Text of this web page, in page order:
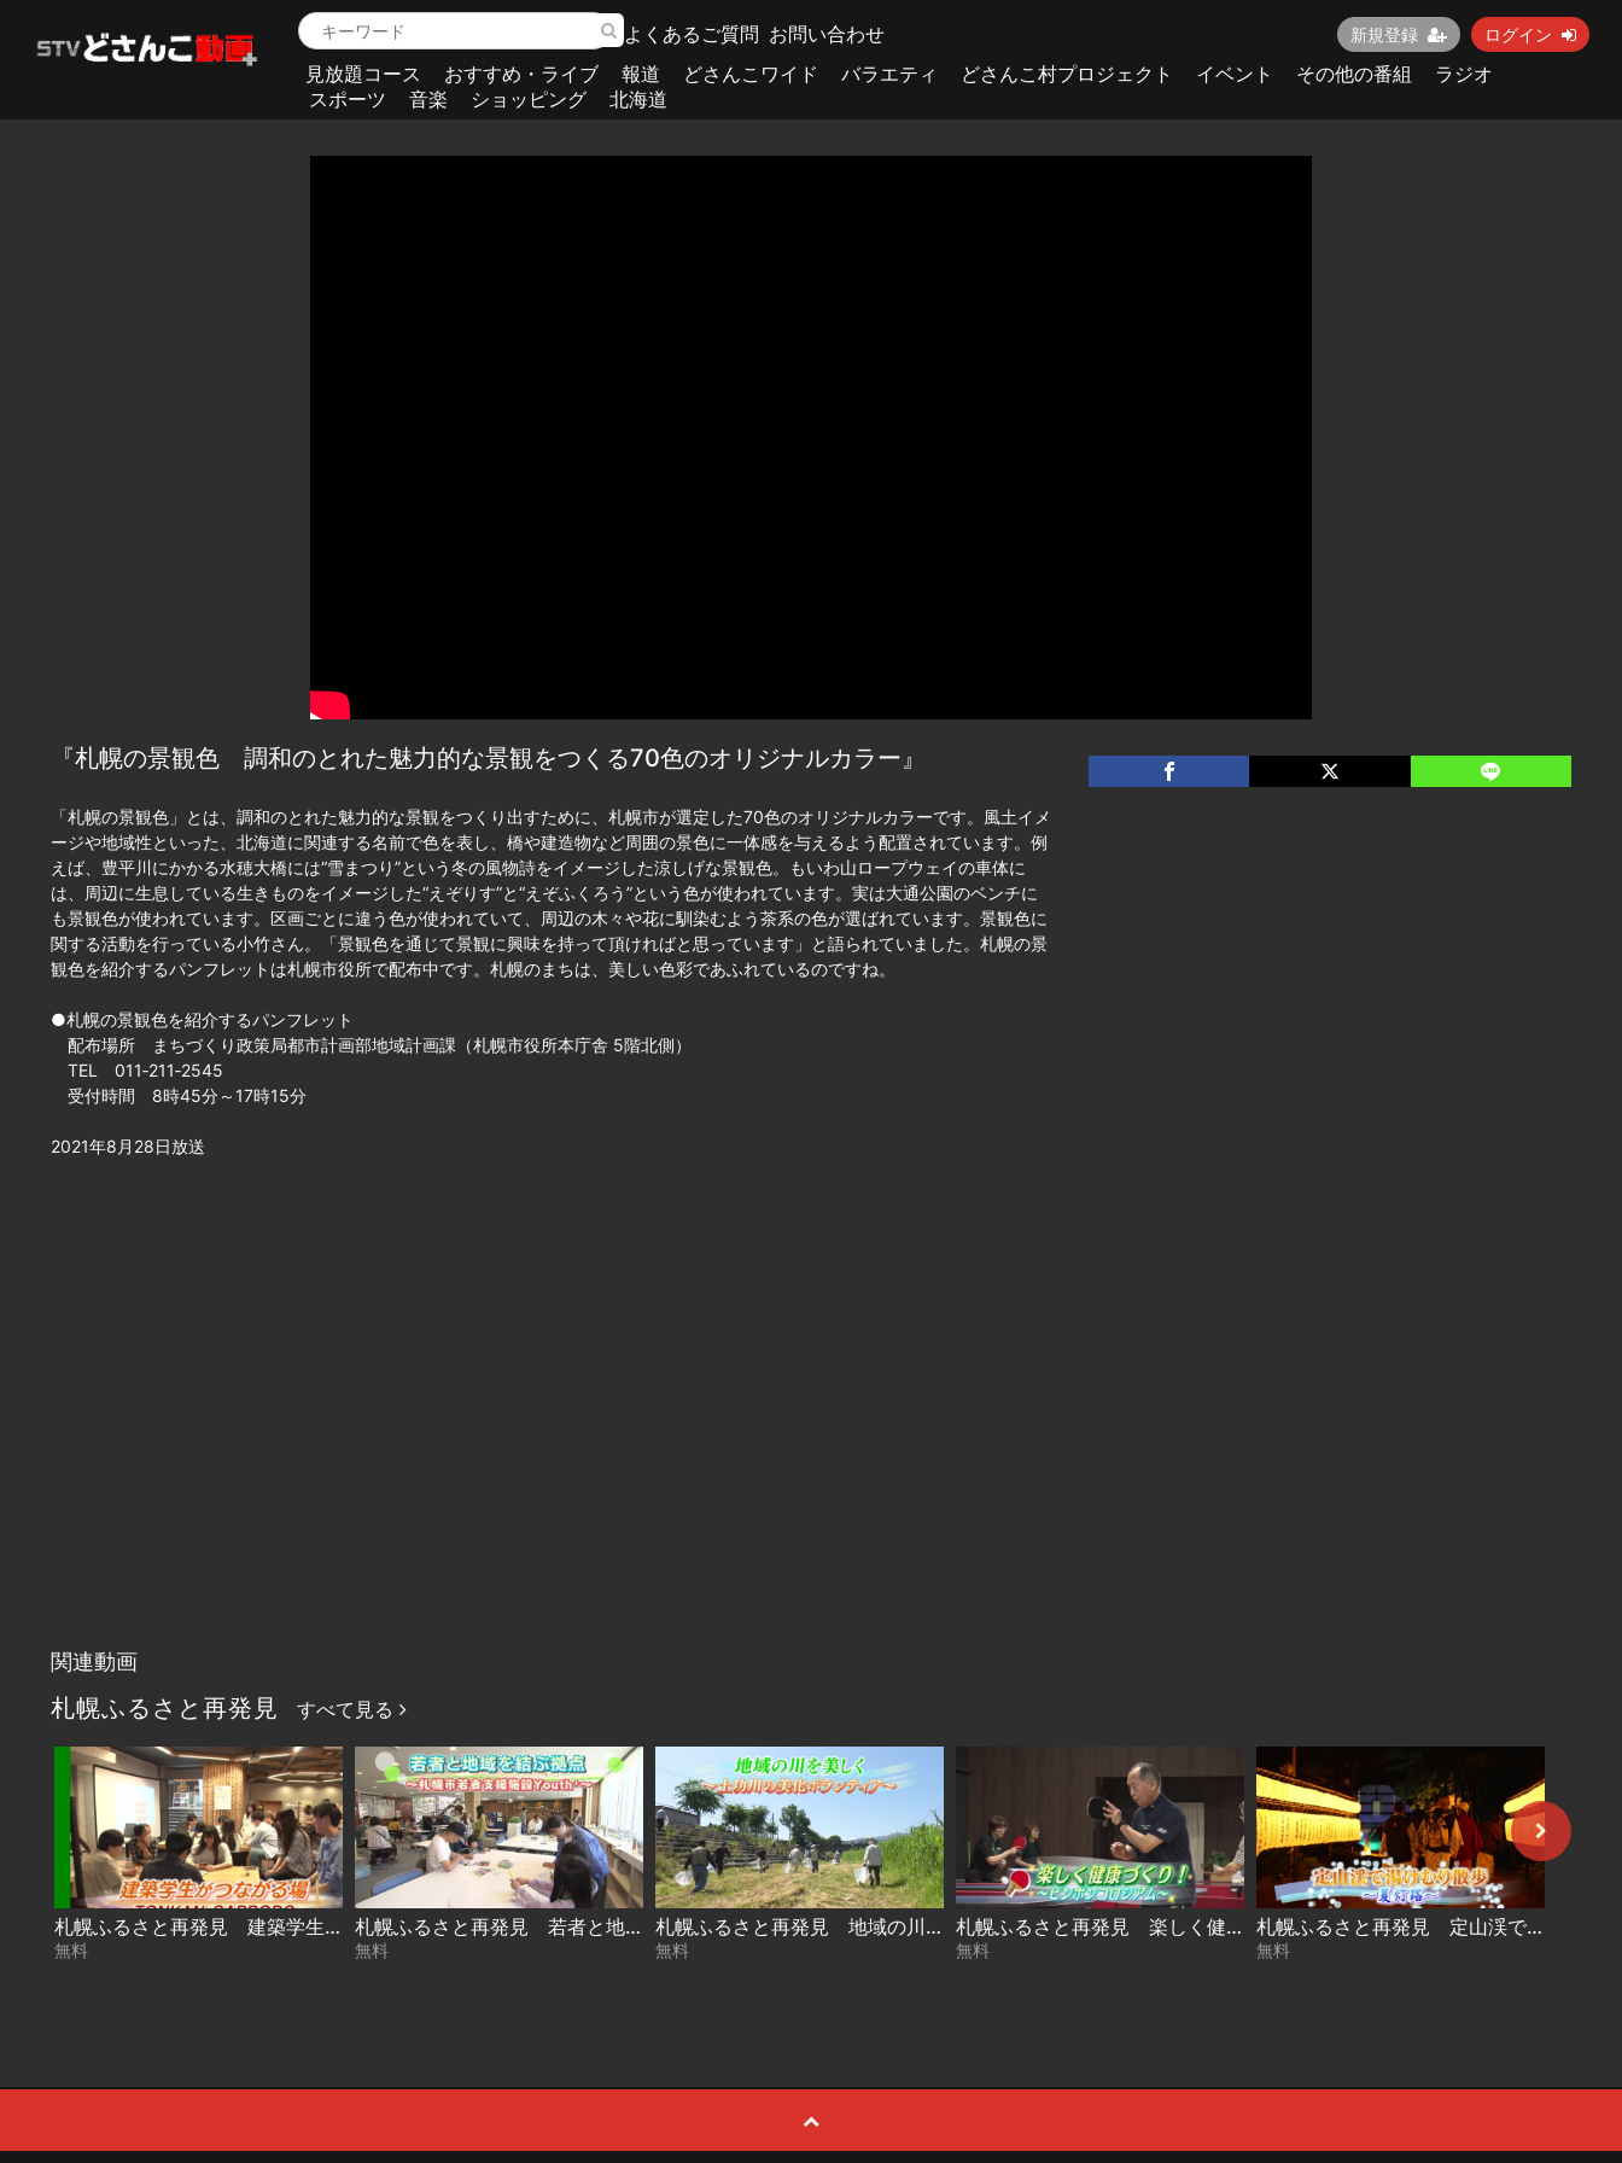
よくあるご質問 お問い合わせ 新規登録 ログイン
見放題コース おすすめ・ライブ 報道 どさんこワイド バラエティ どさんこ村プロジェクト イベント その他の番組
ラジオ
スポーツ
音楽 ショッピング 北海道
『札幌の景観色 調和のとれた魅力的な景観をつくる70色のオリジナルカラー』
「札幌の景観色」とは、調和のとれた魅力的な景観をつくり出すために、札幌市が選定した70色のオリジナルカラーです。風土イメ
ージや地域性といった、北海道に関連する名前で色を表し、橋や建造物など周囲の景色に一体感を与えるよう配置されています。例
えば、豊平川にかかる水穂大橋には“雪まつり”という冬の風物詩をイメージした涼しげな景観色。もいわ山ロープウェイの車体に
は、周辺に生息している生きものをイメージした“えぞりす”と“えぞふくろう”という色が使われています。実は大通公園のベンチに
も景観色が使われています。区画ごとに違う色が使われていて、周辺の木々や花に馴染むよう茶系の色が選ばれています。景観色に
関する活動を行っている小竹さん。「景観色を通じて景観に興味を持って頂ければと思っています」と語られていました。札幌の景
観色を紹介するパンフレットは札幌市役所で配布中です。札幌のまちは、美しい色彩であふれているのですね。
●札幌の景観色を紹介するパンフレット
配布場所 まちづくり政策局都市計画部地域計画課（札幌市役所本庁舎 5階北側）
TEL 011‐211‐2545
受付時間 8時45分～17時15分
2021年8月28日放送
関連動画
札幌ふるさと再発見 すべて見る
札幌ふるさと再発見 建築学生がつながる場～TONKAN SAPPORO～2026年8月1日放送
無料
札幌ふるさと再発見 若者と地域を結ぶ拠点～札幌市若者支援施設 Youth⁺～2026年7月25日放送
無料
札幌ふるさと再発見 地域の川を美しく～土功川の美化ボランティア～2026年7月18日放送
無料
札幌ふるさと再発見 楽しく健康づくり！～ピンポンコロシアム～2026年7月11日放送
無料
札幌ふるさと再発見 定山渓で湯けむり散歩～夏灯路～2026年7月4日放送
無料